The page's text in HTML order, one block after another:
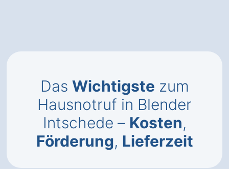
Das Wichtigste zum
Hausnotruf in Blender
Intschede – Kosten,
Förderung, Lieferzeit